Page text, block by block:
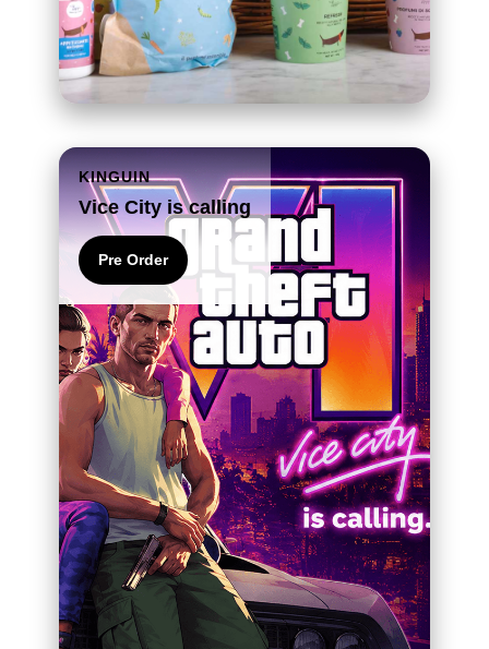
KINGUIN
Vice City is calling
Pre Order